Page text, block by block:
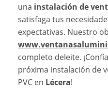
una instalación de
satisfaga tus
expectativas. Nuestro
completo deleite.
próxima instalación de
PVC en Lécera!